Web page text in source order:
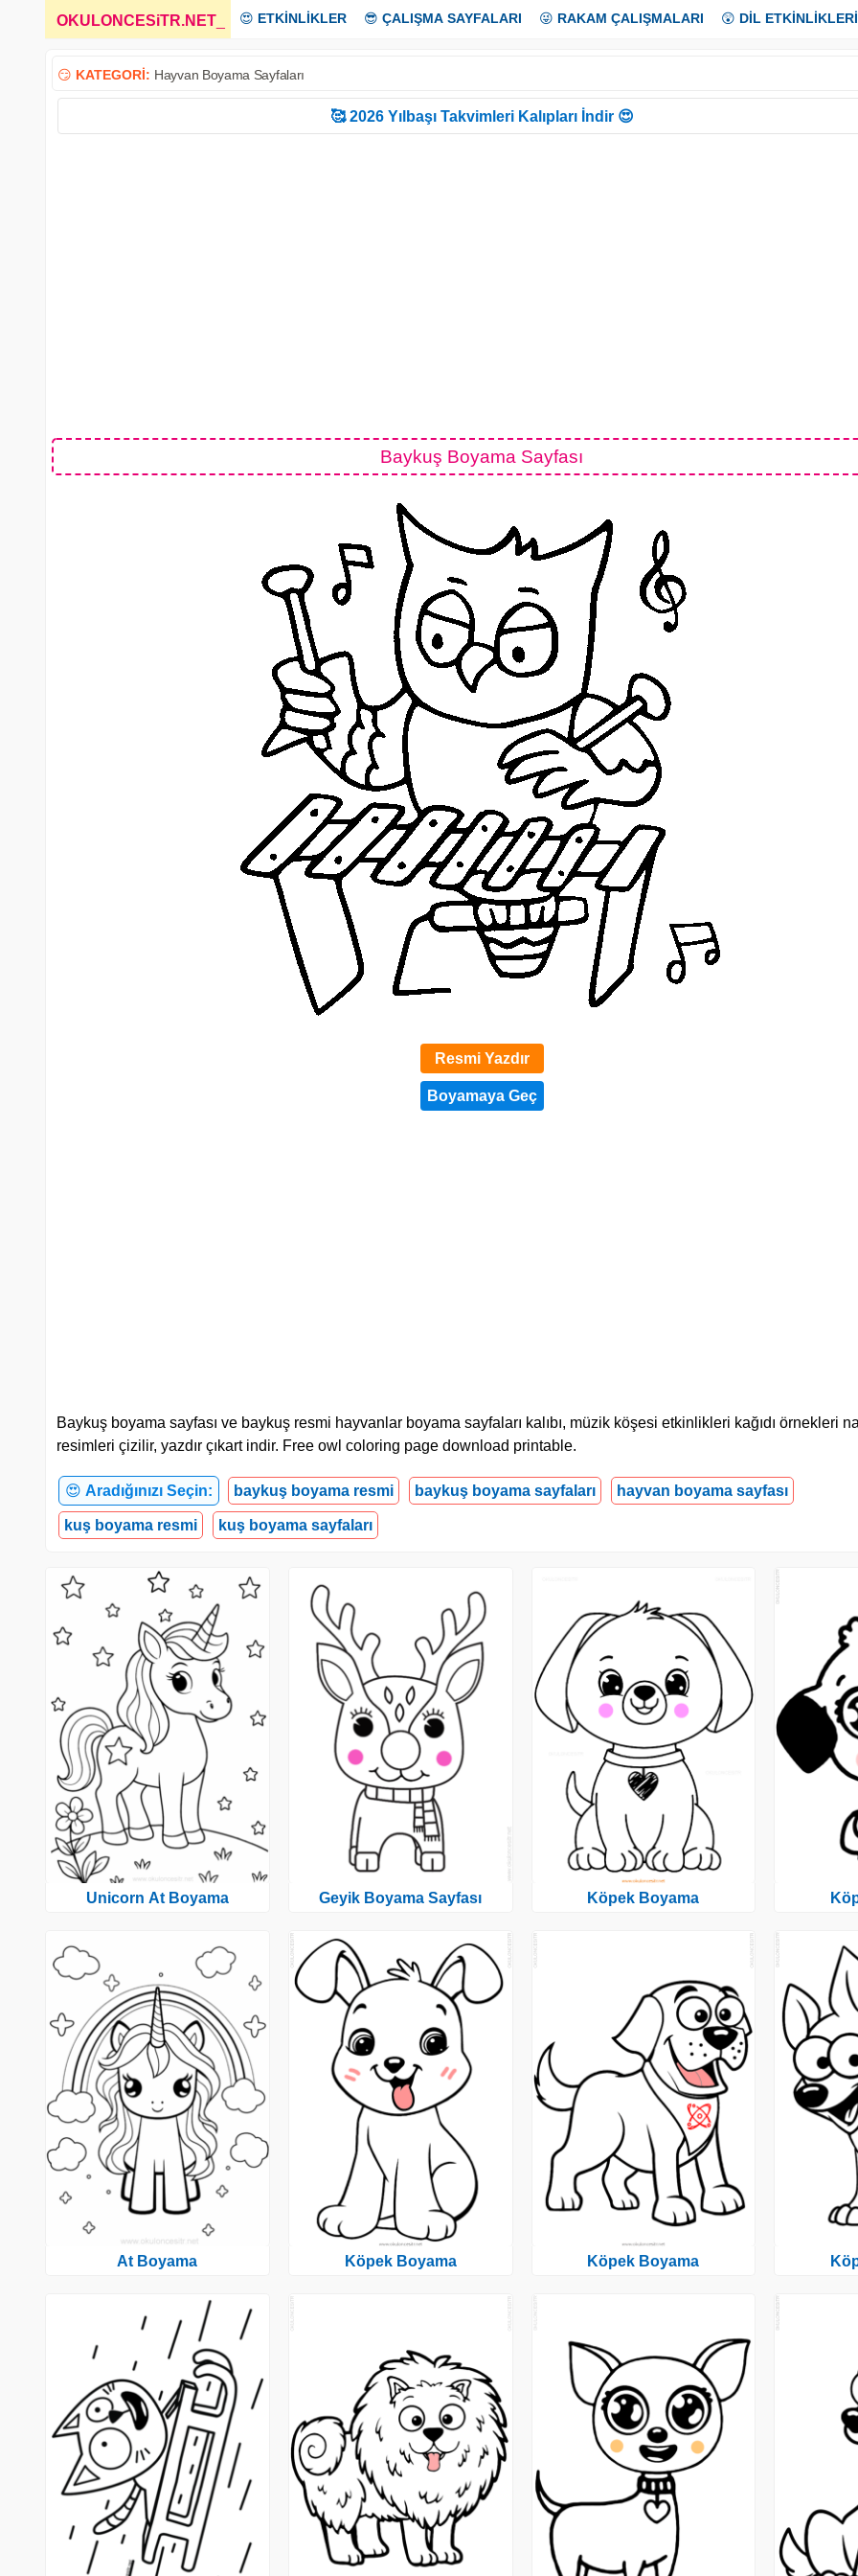
OKULONCESiTR.NET 😍 ETKİNLİKLER 😎 ÇALIŞMA SAYFALARI 😜 RAKAM ÇALIŞMALARI 😲 DİL ETKİNLİKLERİ
😏 KATEGORİ: Hayvan Boyama Sayfaları
🥰 2026 Yılbaşı Takvimleri Kalıpları İndir 😍
Baykuş Boyama Sayfası
Resmi Yazdır
Baykuş boyama sayfası ve baykuş resmi hayvanlar boyama sayfaları kalıbı, müzik köşesi etkinlikleri kağıdı örnekleri
resimleri çizilir, yazdır çıkart indir. Free owl coloring page download printable.
😍 Aradığınızı Seçin: baykuş boyama resmi baykuş boyama sayfaları hayvan boyama sayfası
kuş boyama resmi kuş boyama sayfaları
Unicorn At Boyama
At Boyama
Geyik Boyama Sayfası
Köpek Boyama
Köpek Boyama
Köpek Boyama